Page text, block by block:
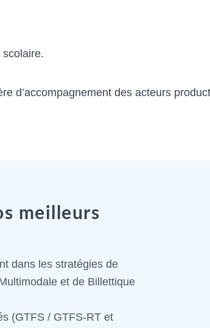
d’accompagnement des acteurs
meilleurs
dans les stratégies de
et de Billettique
(GTFS / GTFS-RT et